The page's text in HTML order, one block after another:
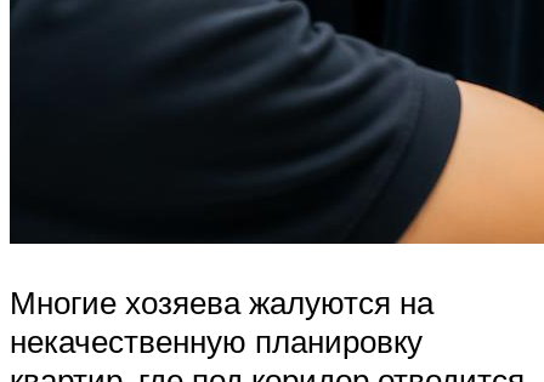
Многие хозяева жалуются на
некачественную планировку